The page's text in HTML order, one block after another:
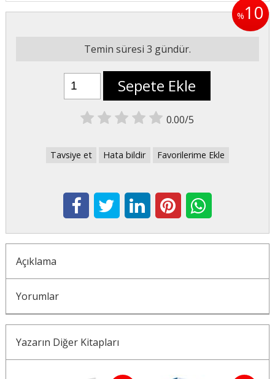
%10
Temin süresi 3 gündür.
Sepete Ekle
0.00/5
Tavsiye et Hata bildir Favorilerime Ekle
Açıklama
Yorumlar
Yazarın Diğer Kitapları